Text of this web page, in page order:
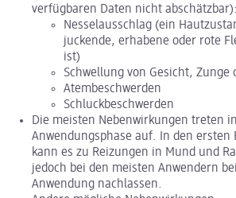
verfügbaren Daten nicht abschätzbar):
Nesselausschlag (ein
juckende, erhabene oder rote
ist)
Schwellung von Gesicht, Zunge
Atembeschwerden
Schluckbeschwerden
Die meisten Nebenwirkungen treten
Anwendungsphase auf. In den ersten
kann es zu Reizungen in Mund und
jedoch bei den meisten Anwendern
Anwendung nachlassen.